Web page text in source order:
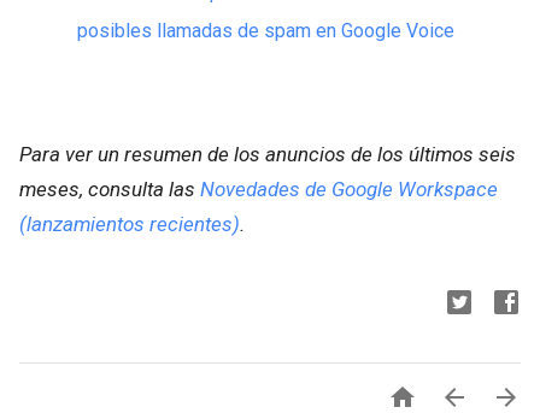
posibles llamadas de spam en Google Voice
Para ver un resumen de los anuncios de los últimos seis
meses, consulta las Novedades de Google Workspace
(lanzamientos recientes).
  